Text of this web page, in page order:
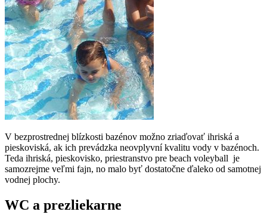
V bezprostrednej blízkosti bazénov možno zriaďovať ihriská a
pieskoviská, ak ich prevádzka neovplyvní kvalitu vody v bazénoch.
Teda ihriská, pieskovisko, priestranstvo pre beach voleyball je
samozrejme veľmi fajn, no malo byť dostatočne ďaleko od samotnej
vodnej plochy.
WC a prezliekarne